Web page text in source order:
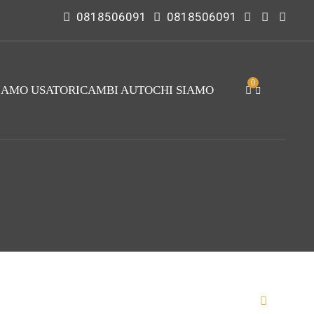
0818506091 0818506091
USATORICAMBI AUTOCHI SIAMO
0